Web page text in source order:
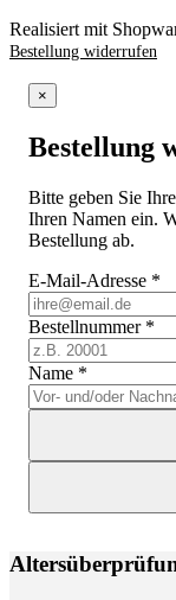
Realisiert mit
Bestellung widerrufen
×
Bestellung
Bitte geben Sie
Ihren Namen ein.
Bestellung ab.
E-Mail-Adresse *
Bestellnummer *
Name *